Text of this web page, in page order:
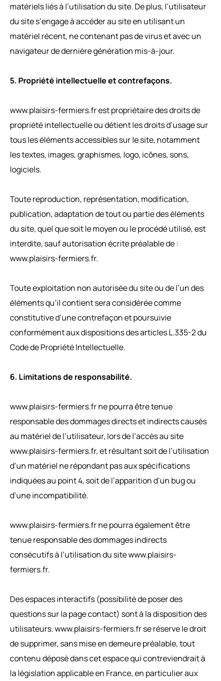
matériels liés à l’utilisation du site. De plus, l’utilisateur
du site s’engage à accéder au site en utilisant un
matériel récent, ne contenant pas de virus et avec un
navigateur de dernière génération mis-à-jour.
5. Propriété intellectuelle et contrefaçons.
www.plaisirs-fermiers.fr est propriétaire des droits de
propriété intellectuelle ou détient les droits d’usage sur
tous les éléments accessibles sur le site, notamment
les textes, images, graphismes, logo, icônes, sons,
logiciels.
Toute reproduction, représentation, modification,
publication, adaptation de tout ou partie des éléments
du site, quel que soit le moyen ou le procédé utilisé, est
interdite, sauf autorisation écrite préalable de :
www.plaisirs-fermiers.fr.
Toute exploitation non autorisée du site ou de l’un des
éléments qu’il contient sera considérée comme
constitutive d’une contrefaçon et poursuivie
conformément aux dispositions des articles L.335-2 du
Code de Propriété Intellectuelle.
6. Limitations de responsabilité.
www.plaisirs-fermiers.fr ne pourra être tenue
responsable des dommages directs et indirects causés
au matériel de l’utilisateur, lors de l’accès au site
www.plaisirs-fermiers.fr, et résultant soit de l’utilisation
d’un matériel ne répondant pas aux spécifications
indiquées au point 4, soit de l’apparition d’un bug ou
d’une incompatibilité.
www.plaisirs-fermiers.fr ne pourra également être
tenue responsable des dommages indirects
consécutifs à l’utilisation du site www.plaisirs-
fermiers.fr.
Des espaces interactifs (possibilité de poser des
questions sur la page contact) sont à la disposition des
utilisateurs. www.plaisirs-fermiers.fr se réserve le droit
de supprimer, sans mise en demeure préalable, tout
contenu déposé dans cet espace qui contreviendrait à
la législation applicable en France, en particulier aux